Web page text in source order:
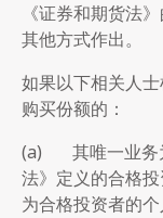
《证券和期货法
其他方式作出。
如果以下相关人
购买份额的：
(a) 其唯一业务
法》定义的合格
为合格投资者的